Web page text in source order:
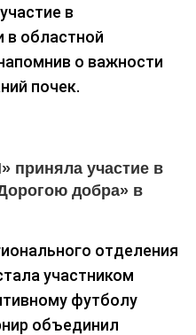
в
в областной
о важности
почек.
участие в
добра» в
отделения
участником
футболу
объединил